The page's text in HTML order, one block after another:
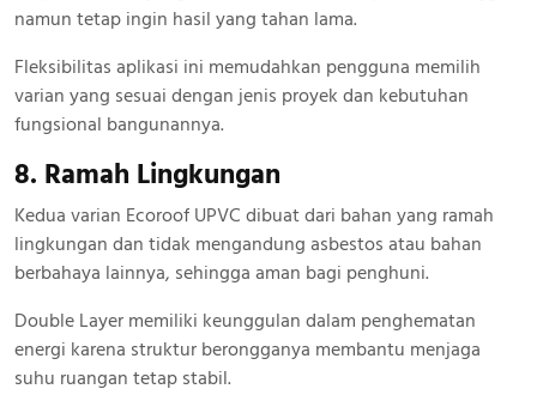
namun tetap ingin hasil yang tahan lama.
Fleksibilitas aplikasi ini memudahkan pengguna memilih
varian yang sesuai dengan jenis proyek dan kebutuhan
fungsional bangunannya.
8. Ramah Lingkungan
Kedua varian Ecoroof UPVC dibuat dari bahan yang ramah
lingkungan dan tidak mengandung asbestos atau bahan
berbahaya lainnya, sehingga aman bagi penghuni.
Double Layer memiliki keunggulan dalam penghematan
energi karena struktur berongganya membantu menjaga
suhu ruangan tetap stabil.